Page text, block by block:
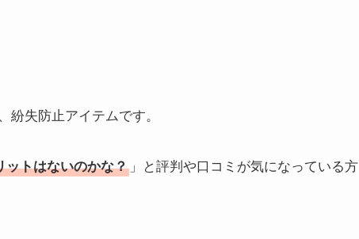
失防止アイテムです。
ットはないのかな？ 」と評判や口コミが気になっている方